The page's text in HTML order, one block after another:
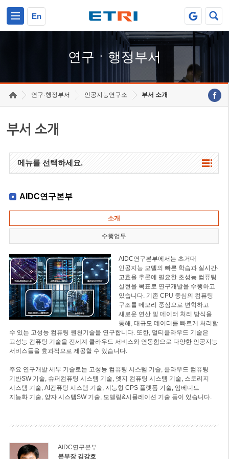
En
연구ㆍ행정부서
연구·행정부서 인공지능연구소 부서 소개
부서 소개
메뉴를 선택하세요.
AIDC연구본부
소개
수행업무
AIDC연구본부에서는 초거대
인공지능 모델의 빠른 학습과 실시간·
고효율 추론에 필요한 초성능 컴퓨팅
실현을 목표로 연구개발을 수행하고
있습니다. 기존 CPU 중심의 컴퓨팅
구조를 메모리 중심으로 변혁하고
새로운 연산 및 데이터 처리 방식을
통해, 대규모 데이터를 빠르게 처리할
수 있는 고성능 컴퓨팅 원천기술을 연구합니다. 또한, 멀티클라우드 기술은
고성능 컴퓨팅 기술을 전세계 클라우드 서비스와 연동함으로 다양한 인공지능
서비스들을 효과적으로 제공할 수 있습니다.
주요 연구개발 세부 기술로는 고성능 컴퓨팅 시스템 기술, 클라우드 컴퓨팅
기반SW 기술, 슈퍼컴퓨팅 시스템 기술, 엣지 컴퓨팅 시스템 기술, 스토리지
시스템 기술, AI컴퓨팅 시스템 기술, 지능형 CPS 플랫폼 기술, 임베디드
지능화 기술, 양자 시스템SW 기술, 모델링&시뮬레이션 기술 등이 있습니다.
AIDC연구본부
본부장 김강호